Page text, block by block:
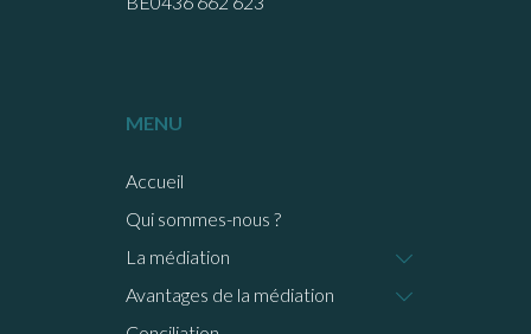
MENU
Accueil
Qui sommes-nous ?
La médiation
Avantages de la médiation